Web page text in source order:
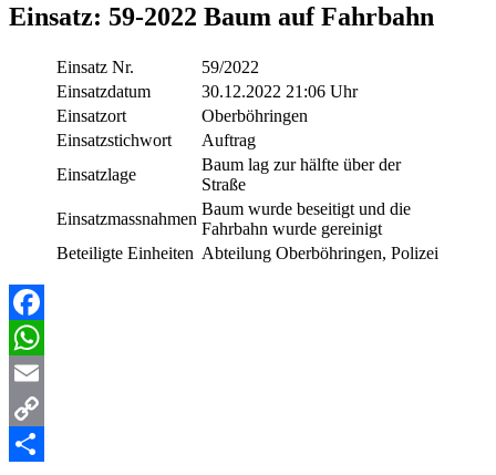
Einsatz: 59-2022 Baum auf Fahrbahn
Einsatz Nr.
59/2022
Einsatzdatum
30.12.2022 21:06 Uhr
Einsatzort
Oberböhringen
Einsatzstichwort
Auftrag
Einsatzlage
Baum lag zur hälfte über der
Straße
Einsatzmassnahmen
Baum wurde beseitigt und die
Fahrbahn wurde gereinigt
Beteiligte Einheiten Abteilung Oberböhringen, Polizei
Facebook
WhatsApp
Email
Copy